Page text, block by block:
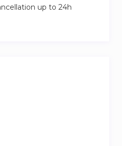
centrale, vous serez
environs.
– 10 min driving
up to 24h